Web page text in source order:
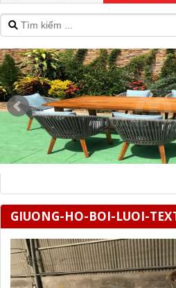
GIUONG-HO-BOI-LUOI-